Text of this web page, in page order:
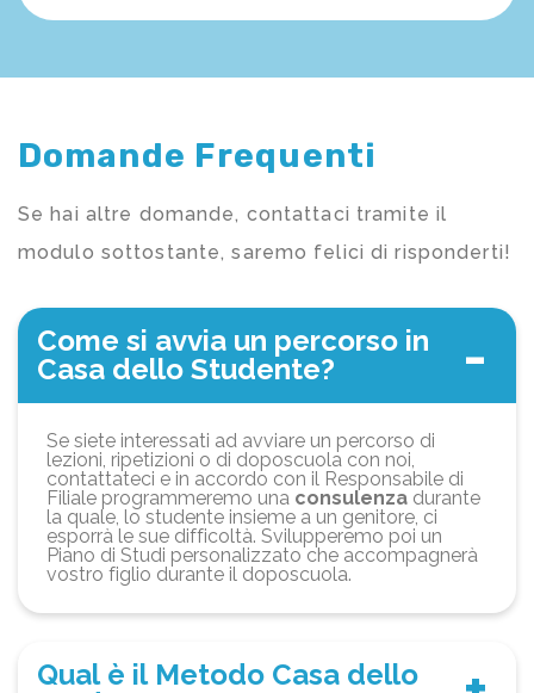
Domande Frequenti
Se hai altre domande, contattaci tramite il
modulo sottostante, saremo felici di risponderti!
Come si avvia un percorso in
Casa dello Studente?
Se siete interessati ad avviare un percorso di
lezioni, ripetizioni o di doposcuola con noi,
contattateci e in accordo con il Responsabile di
Filiale programmeremo una consulenza durante
la quale, lo studente insieme a un genitore, ci
esporrà le sue difficoltà. Svilupperemo poi un
Piano di Studi personalizzato che accompagnerà
vostro figlio durante il doposcuola.
Qual è il Metodo Casa dello